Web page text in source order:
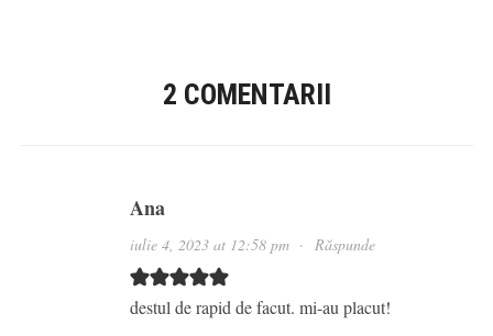
2 COMENTARII
Ana
iulie 4, 2023 at 12:58 pm· Răspunde
destul de rapid de facut. mi-au placut!